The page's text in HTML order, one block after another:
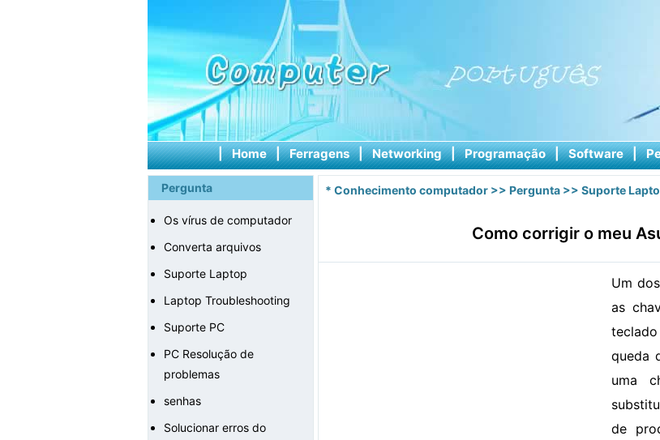
| Home | Ferragens | Networking | Programação | Software |
Pergunta
Os vírus de computador
Converta arquivos
Suporte Laptop
Laptop Troubleshooting
Suporte PC
PC Resolução de
problemas
senhas
Solucionar erros do
* Conhecimento computador >> Pergunta >> Suporte
Como corrigir o meu
Um
as
queda
uma
de